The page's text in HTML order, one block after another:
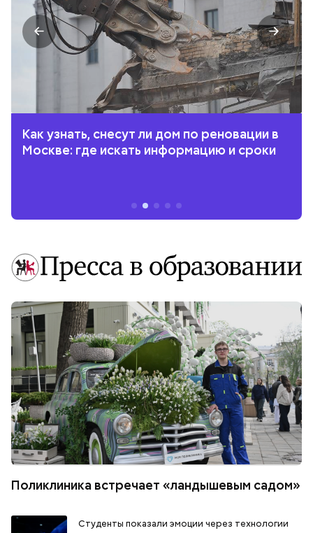
Как узнать, снесут ли дом по реновации в
Москве: где искать информацию и сроки
Поликлиника встречает «ландышевым садом»
Студенты показали эмоции через технологии